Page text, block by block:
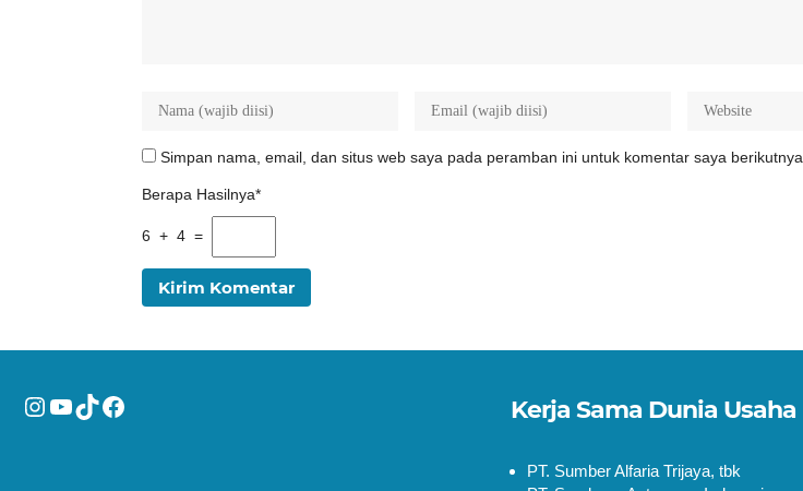
Simpan nama, email, dan situs web saya pada peramban ini untuk komentar saya berikutnya.
Berapa Hasilnya*
6 + 4 =
Instagram
YouTube
TikTokFacebook Kerja Sama Dunia Usaha
PT. Sumber Alfaria Trijaya, tbk